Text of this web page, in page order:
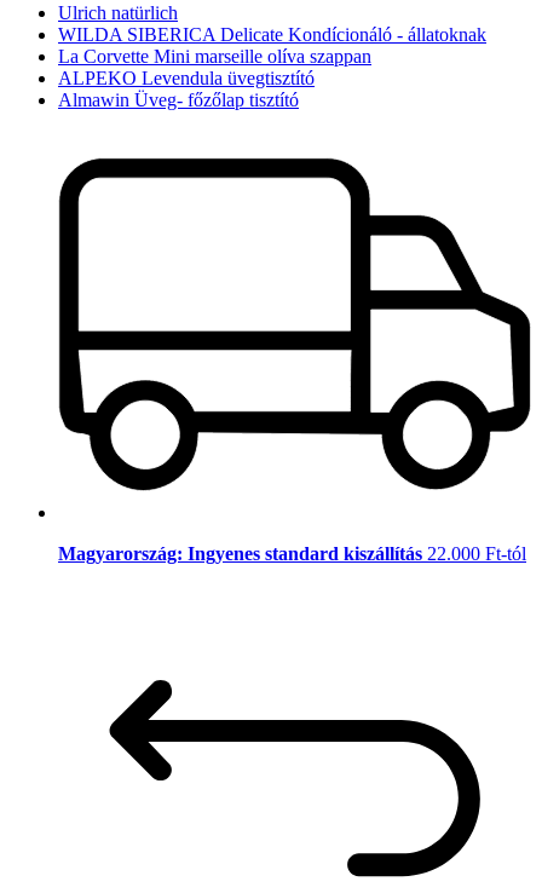
Ulrich natürlich
WILDA SIBERICA Delicate Kondícionáló - állatoknak
La Corvette Mini marseille olíva szappan
ALPEKO Levendula üvegtisztító
Almawin Üveg- főzőlap tisztító
Magyarország: Ingyenes standard kiszállítás 22.000 Ft-tól